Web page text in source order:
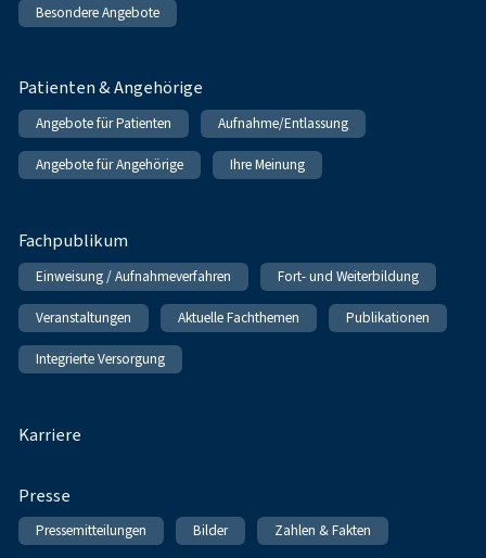
Besondere Angebote
Patienten & Angehörige
Angebote für Patienten Aufnahme/Entlassung
Angebote für Angehörige Ihre Meinung
Fachpublikum
Einweisung / Aufnahmeverfahren Fort- und Weiterbildung
Veranstaltungen Aktuelle Fachthemen Publikationen
Integrierte Versorgung
Karriere
Presse
Pressemitteilungen Bilder Zahlen & Fakten